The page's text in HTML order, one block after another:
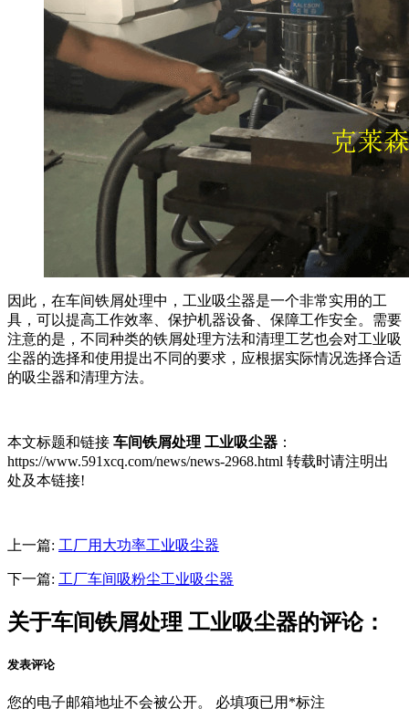
因此，在车间铁屑处理中，工业吸尘器是一个非常实用的工
具，可以提高工作效率、保护机器设备、保障工作安全。需要
注意的是，不同种类的铁屑处理方法和清理工艺也会对工业吸
尘器的选择和使用提出不同的要求，应根据实际情况选择合适
的吸尘器和清理方法。
本文标题和链接 车间铁屑处理 工业吸尘器 ：
https://www.591xcq.com/news/news-2968.html 转载时请注明出
处及本链接!
上一篇: 工厂用大功率工业吸尘器
下一篇: 工厂车间吸粉尘工业吸尘器
关于车间铁屑处理 工业吸尘器的评论：
发表评论
您的电子邮箱地址不会被公开。 必填项已用 *标注